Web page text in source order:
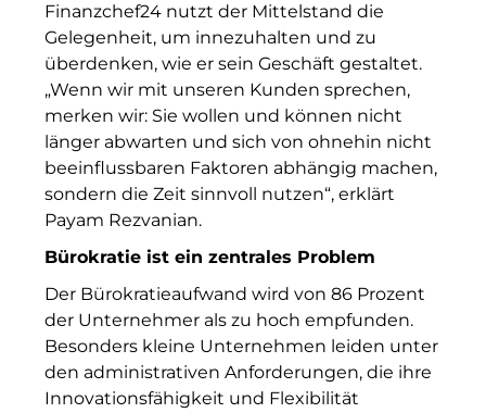
Quartier am Bahnhof Taufkirchen
R&S Immobilienmanagement GmbH
RE/MAX Germany
Rock Capital Group
Scoperty
Scrivo Communications
Starlab International GmbH
Staycity Group
Timber Factory
Finanzchef24 nutzt der Mittelstand die
Gelegenheit, um innezuhalten und zu
überdenken, wie er sein Geschäft gestaltet.
„Wenn wir mit unseren Kunden sprechen,
merken wir: Sie wollen und können nicht
länger abwarten und sich von ohnehin nicht
beeinflussbaren Faktoren abhängig machen,
sondern die Zeit sinnvoll nutzen“, erklärt
Payam Rezvanian.
Bürokratie ist ein zentrales Problem
Der Bürokratieaufwand wird von 86 Prozent
der Unternehmer als zu hoch empfunden.
Besonders kleine Unternehmen leiden unter
den administrativen Anforderungen, die ihre
Innovationsfähigkeit und Flexibilität